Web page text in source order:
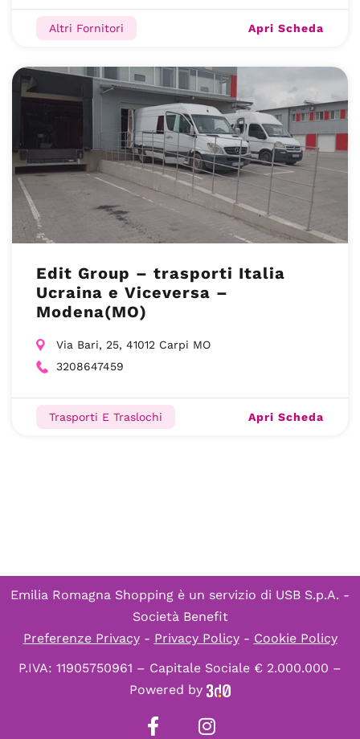
Altri Fornitori Apri Scheda
Edit Group – trasporti Italia
Ucraina e Viceversa –
Modena(MO)
Via Bari, 25, 41012 Carpi MO
3208647459
Trasporti E Traslochi Apri Scheda
Emilia Romagna Shopping è un servizio di USB S.p.A. -
Società Benefit
Preferenze Privacy- Privacy Policy- Cookie Policy
P.IVA: 11905750961 – Capitale Sociale € 2.000.000 –
Powered by